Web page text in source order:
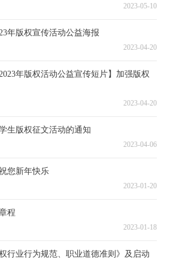
2023-05-10
年版权宣传活动公益海报
2023-04-20
年版权活动公益宣传短片】加强版权
2023-04-20
生版权征文活动的通知
2023-04-06
您新年快乐
2023-01-20
程
2023-01-18
行业行为规范、职业道德准则》及启动